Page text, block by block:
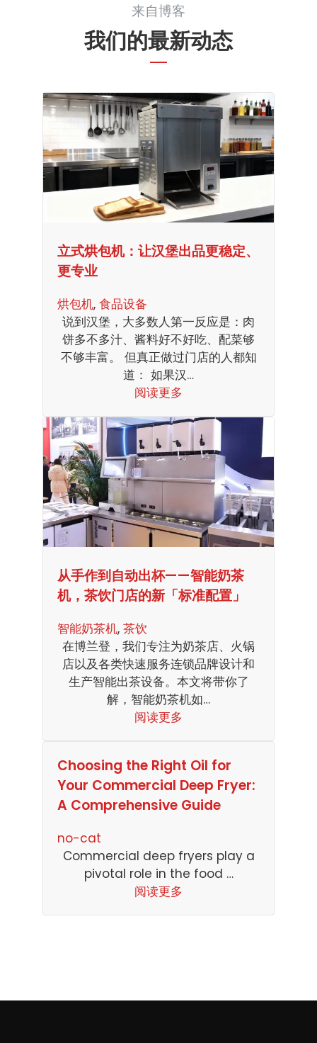
来自博客
我们的最新动态
立式烘包机：让汉堡出品更稳定、
更专业
烘包机, 食品设备
说到汉堡，大多数人第一反应是：肉
饼多不多汁、酱料好不好吃、配菜够
不够丰富。 但真正做过门店的人都知
道： 如果汉…
阅读更多
从手作到自动出杯——智能奶茶
机，茶饮门店的新「标准配置」
智能奶茶机, 茶饮
在博兰登，我们专注为奶茶店、火锅
店以及各类快速服务连锁品牌设计和
生产智能出茶设备。本文将带你了
解，智能奶茶机如…
阅读更多
Choosing the Right Oil for
Your Commercial Deep Fryer:
A Comprehensive Guide
no-cat
Commercial deep fryers play a
pivotal role in the food …
阅读更多